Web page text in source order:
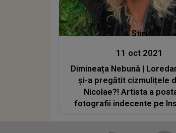
Stiri
11 oct 2021
Dimineața Nebună |
și-a pregătit cizmulițele
Nicolae?! Artista a
fotografii indecente pe